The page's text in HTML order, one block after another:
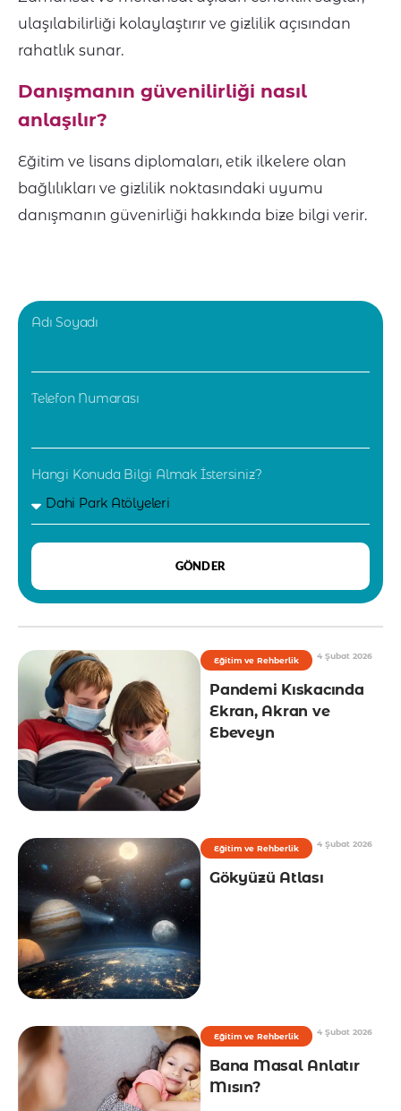
ulaşılabilirliği kolaylaştırır ve gizlilik açısından
rahatlık sunar.
Danışmanın güvenilirliği nasıl
anlaşılır?
Eğitim ve lisans diplomaları, etik ilkelere olan
bağlılıkları ve gizlilik noktasındaki uyumu
danışmanın güvenirliği hakkında bize bilgi verir.
Adı Soyadı
Telefon Numarası
Hangi Konuda Bilgi Almak İstersiniz?
GÖNDER
Eğitim ve Rehberlik 4 Şubat 2026
Pandemi Kıskacında
Ekran, Akran ve
Ebeveyn
Eğitim ve Rehberlik 4 Şubat 2026
Gökyüzü Atlası
Eğitim ve Rehberlik 4 Şubat 2026
Bana Masal Anlatır
Mısın?